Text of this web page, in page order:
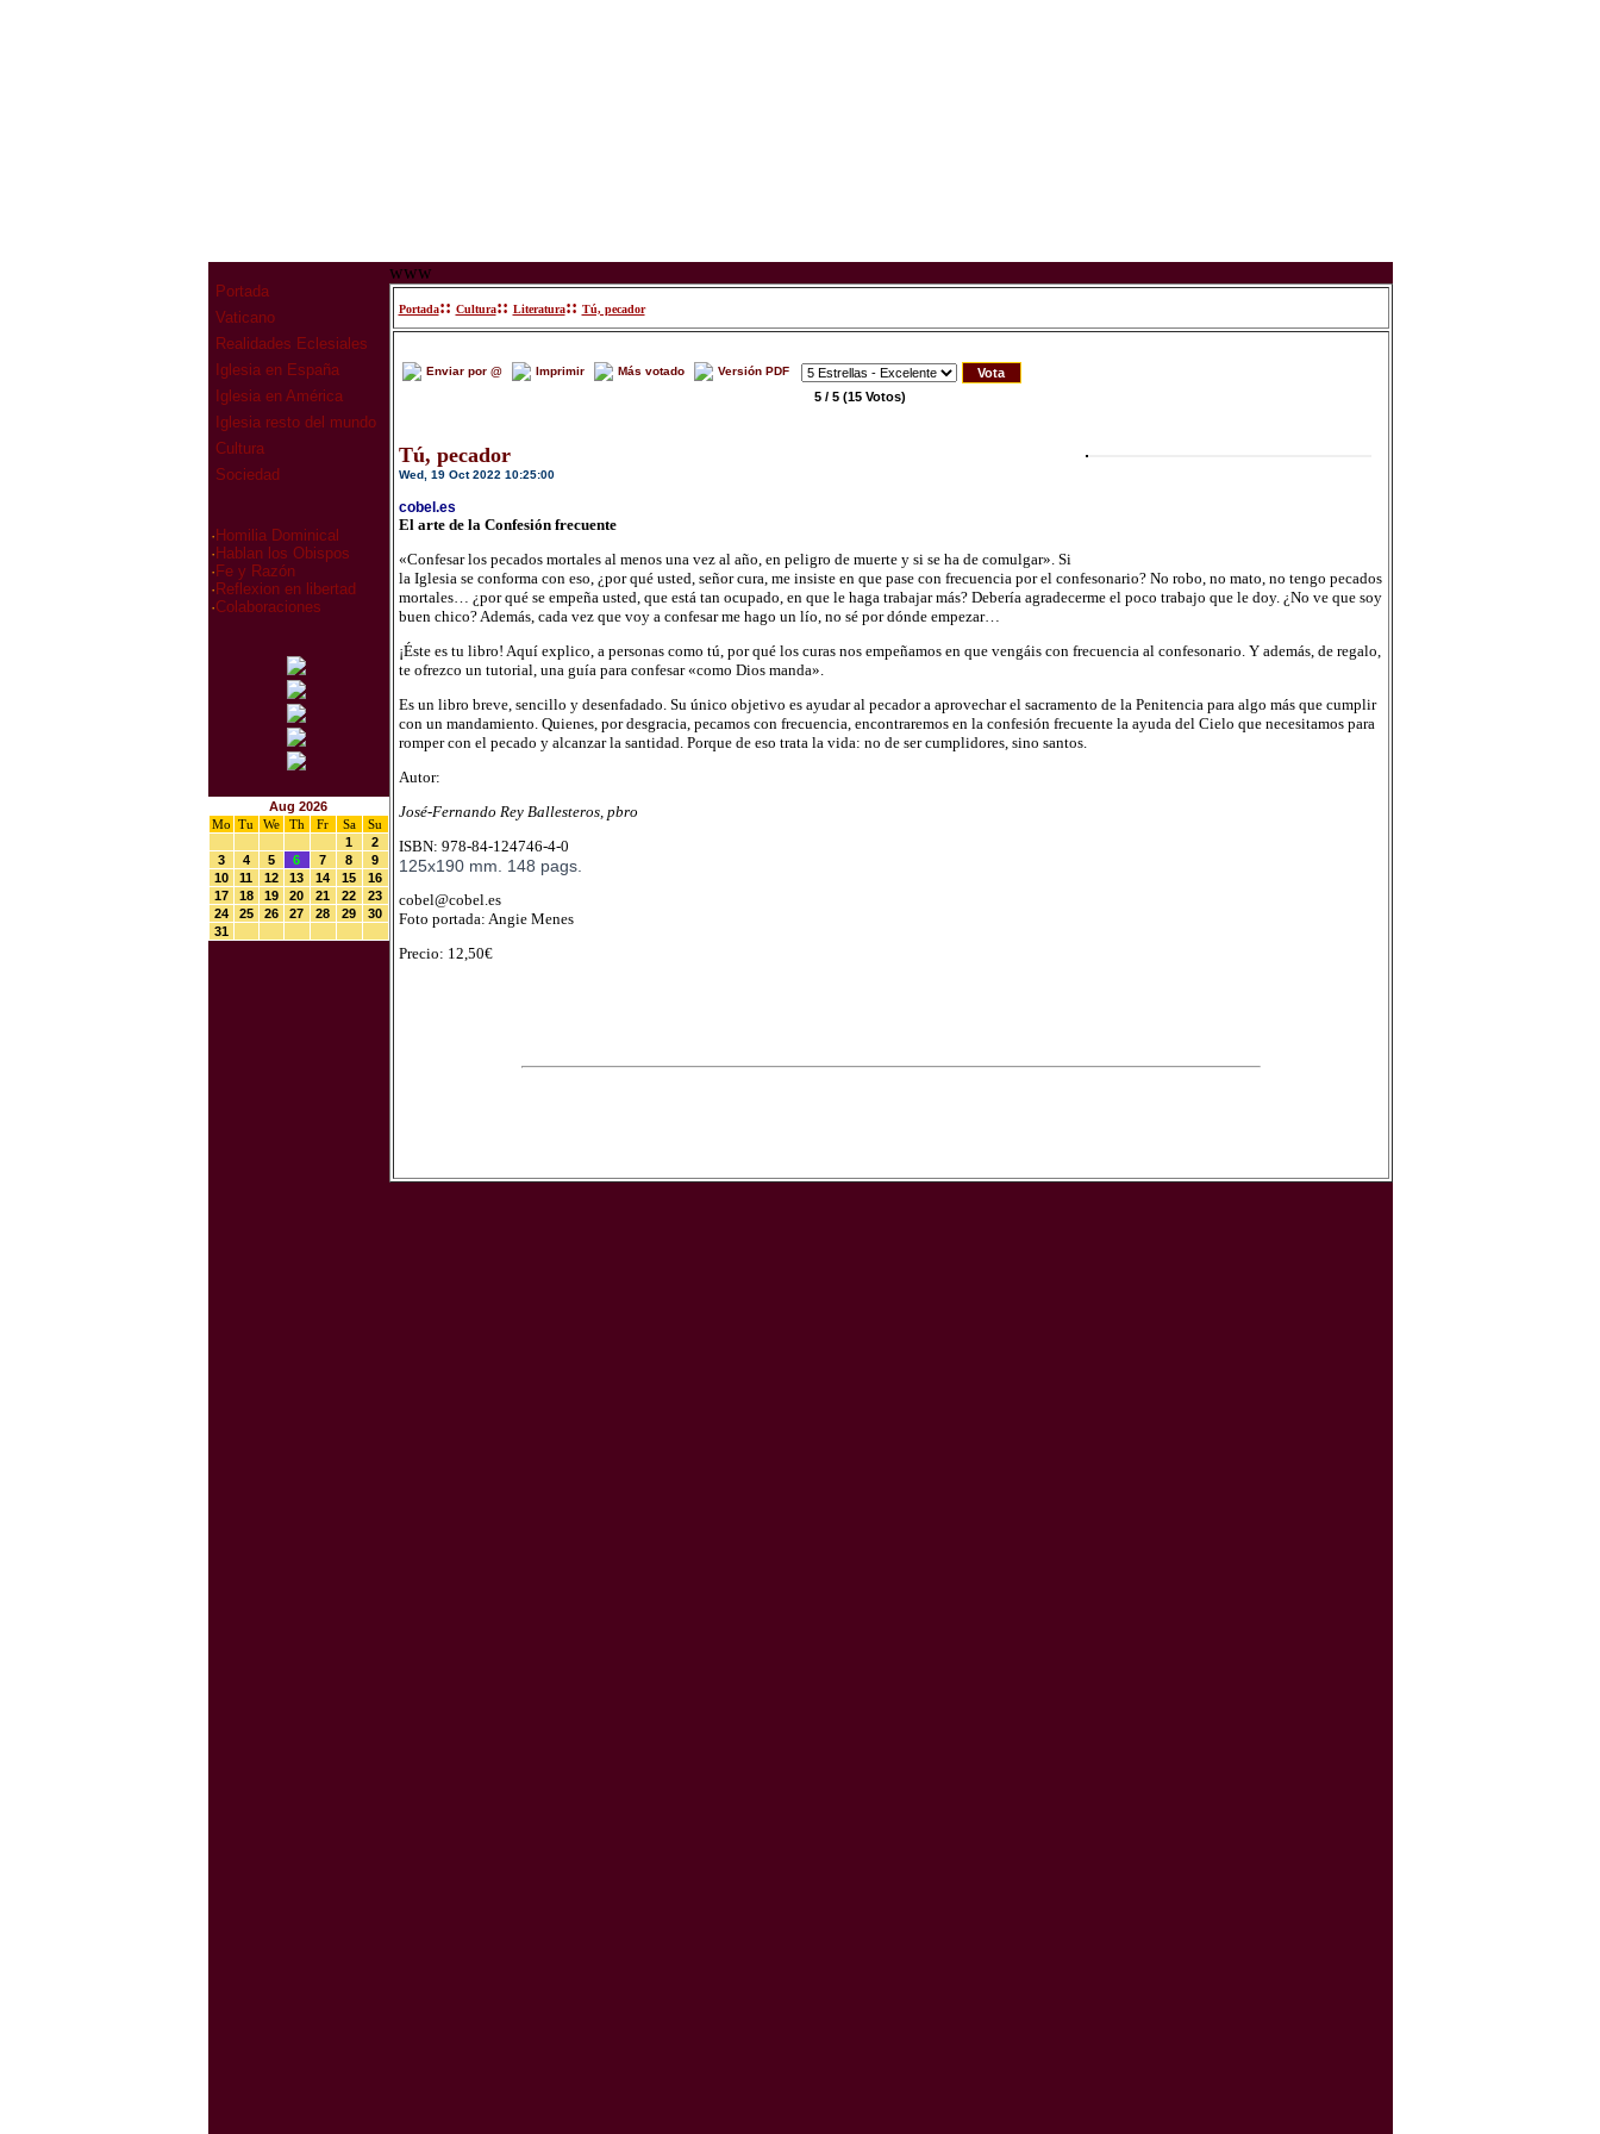
Portada
Vaticano
Realidades Eclesiales
Iglesia en España
Iglesia en América
Iglesia resto del mundo
Cultura
Sociedad
· Homilia Dominical
· Hablan los Obispos
· Fe y Razón
· Reflexion en libertad
·Colaboraciones
Aug 2026
Mo Tu We Th Fr Sa
Su
1
2
3
4 5 6 7 8
9
10
11 12 13 14 15
16
17
18 19 20 21 22
23
24
25 26 27 28 29
30
31
www
Portada:: Cultura:: Literatura:: Tú, pecador
Enviar por @ Imprimir Más votado Versión PDF
5 / 5 (15 Votos)
Tú, pecador
Wed, 19 Oct 2022 10:25:00
cobel.es
El arte de la Confesión frecuente
«Confesar los pecados mortales al menos una vez al año, en peligro de muerte y si se ha de comulgar». Si
la Iglesia se conforma con eso, ¿por qué usted, señor cura, me insiste en que pase con frecuencia por el confesonario? No robo, no mato, no tengo pecados
mortales… ¿por qué se empeña usted, que está tan ocupado, en que le haga trabajar más? Debería agradecerme el poco trabajo que le doy. ¿No ve que soy
buen chico? Además, cada vez que voy a confesar me hago un lío, no sé por dónde empezar…
¡Éste es tu libro! Aquí explico, a personas como tú, por qué los curas nos empeñamos en que vengáis con frecuencia al confesonario. Y además, de regalo,
te ofrezco un tutorial, una guía para confesar «como Dios manda».
Es un libro breve, sencillo y desenfadado. Su único objetivo es ayudar al pecador a aprovechar el sacramento de la Penitencia para algo más que cumplir
con un mandamiento. Quienes, por desgracia, pecamos con frecuencia, encontraremos en la confesión frecuente la ayuda del Cielo que necesitamos para
romper con el pecado y alcanzar la santidad. Porque de eso trata la vida: no de ser cumplidores, sino santos.
Autor:
José-Fernando Rey Ballesteros, pbro
ISBN: 978-84-124746-4-0
125x190 mm. 148 pags.
cobel@cobel.es
Foto portada: Angie Menes
Precio: 12,50€